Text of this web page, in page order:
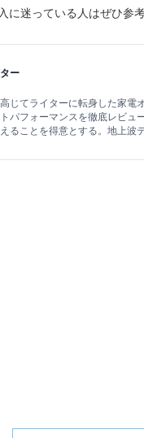
に迷っている人はぜひ参
ー
じてライターに転身した家電
パフォーマンスを徹底レビュ
ることを得意とする。地上波